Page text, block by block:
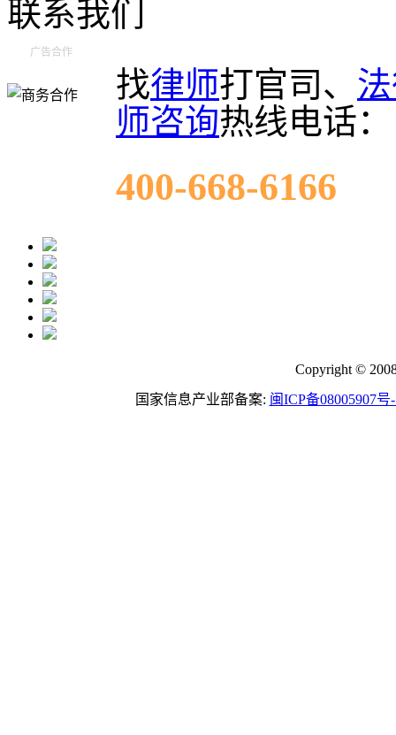
联系我们
广告合作
找律师打官司、
师咨询热线电话：
400-668-6166
Copyright ©
国家信息产业部备案: 闽ICP备08005907号